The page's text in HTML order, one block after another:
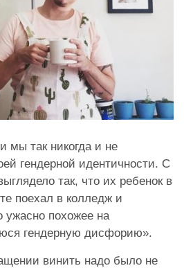
мы так никогда и не
гендерной идентичности. С
так, что их ребенок в
поехал в колледж и
ужасно похожее на
гендерную дисфорию».
винить надо было не